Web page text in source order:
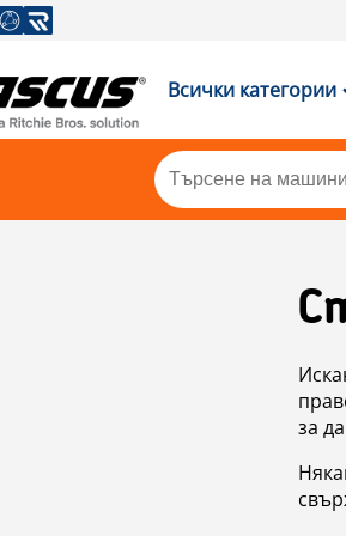
Всички категории
за